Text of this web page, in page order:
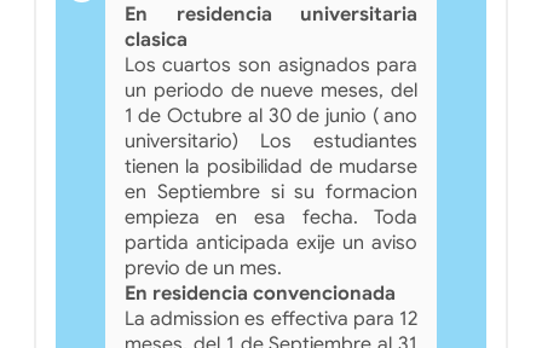
En residencia universitaria
clasica
Los cuartos son asignados para
un periodo de nueve meses, del
1 de Octubre al 30 de junio ( ano
universitario) Los estudiantes
tienen la posibilidad de mudarse
en Septiembre si su formacion
empieza en esa fecha. Toda
partida anticipada exije un aviso
previo de un mes.
En residencia convencionada
La admission es effectiva para 12